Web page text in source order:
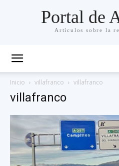
Portal de
Artículos sobre la
Inicio villafranco villafranco
villafranco